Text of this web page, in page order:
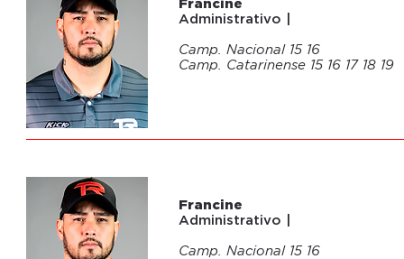
04
Francine
Administrativo |
Camp. Nacional 15 16
Camp. Catarinense 15 16 17 18 19
04
Francine
Administrativo |
Camp. Nacional 15 16